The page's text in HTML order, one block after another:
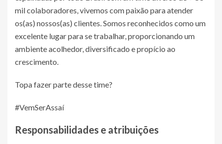
mil colaboradores, vivemos com paixão para atender
os(as) nossos(as) clientes. Somos reconhecidos como um
excelente lugar para se trabalhar, proporcionando um
ambiente acolhedor, diversificado e propício ao
crescimento.
Topa fazer parte desse time?
#VemSerAssaí
Responsabilidades e atribuições